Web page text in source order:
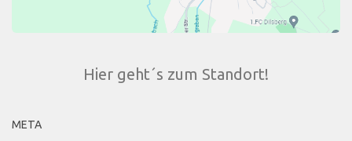
Hier geht´s zum Standort!
META